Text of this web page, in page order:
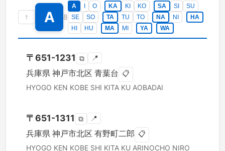
↑ A 8
A O KA KI KO SA SI
SU
SE
SO TA TU TO NA NI
HA
HI
HU MA MI YA WA
〒651-1231 ⧉ 📍
兵庫県 神戸市北区 青葉台 📋
HYOGO KEN KOBE SHI KITA KU AOBADAI
〒651-1311 ⧉ 📍
兵庫県 神戸市北区 有野町二郎 📋
HYOGO KEN KOBE SHI KITA KU ARINOCHO NIRO